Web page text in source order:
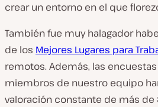
crear un entorno en el que
También fue muy halagador
de los Mejores Lugares para
remotos. Además, las
miembros de nuestro equipo
valoración constante de más